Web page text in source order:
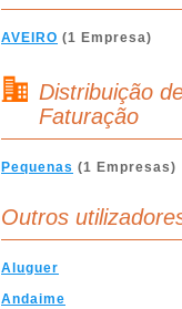
AVEIRO (1 Empresa)
Distribuição
Faturação
Pequenas (1 Empresas)
Outros
Aluguer
Andaime